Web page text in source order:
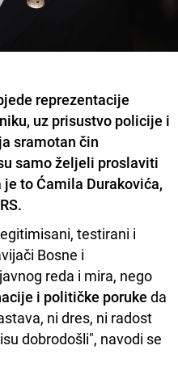
reprezentacije
uz prisustvo policije i
sramotan čin
samo željeli proslaviti
to Ćamila Durakovića,
testirani i
Bosne i
reda i mira, nego
i političke poruke da
ni dres, ni radost
dobrodošli", navodi se